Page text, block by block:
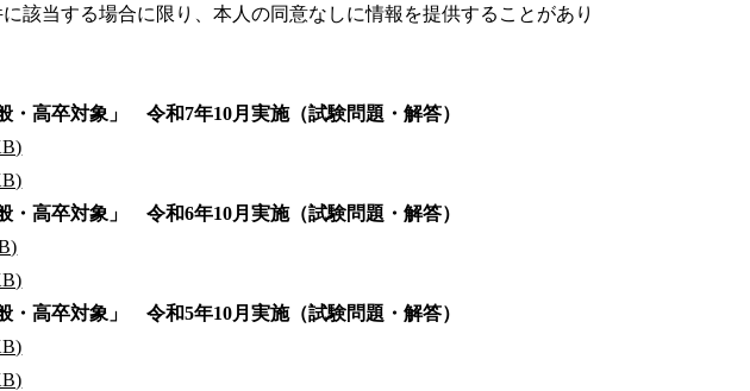
該当する場合に限り、本人の同意なしに情報を提供することがあり
・高卒対象」 令和7年10月実施（試験問題・解答）
・高卒対象」 令和6年10月実施（試験問題・解答）
・高卒対象」 令和5年10月実施（試験問題・解答）